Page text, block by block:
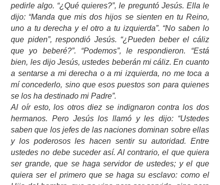
pedirle algo. “¿Qué quieres?”, le preguntó Jesús. Ella le
dijo: “Manda que mis dos hijos se sienten en tu Reino,
uno a tu derecha y el otro a tu izquierda”. “No saben lo
que piden”, respondió Jesús. “¿Pueden beber el cáliz
que yo beberé?”. “Podemos”, le respondieron. “Está
bien, les dijo Jesús, ustedes beberán mi cáliz. En cuanto
a sentarse a mi derecha o a mi izquierda, no me toca a
mí concederlo, sino que esos puestos son para quienes
se los ha destinado mi Padre”.
Al oír esto, los otros diez se indignaron contra los dos
hermanos. Pero Jesús los llamó y les dijo: “Ustedes
saben que los jefes de las naciones dominan sobre ellas
y los poderosos les hacen sentir su autoridad. Entre
ustedes no debe suceder así. Al contrario, el que quiera
ser grande, que se haga servidor de ustedes; y el que
quiera ser el primero que se haga su esclavo: como el